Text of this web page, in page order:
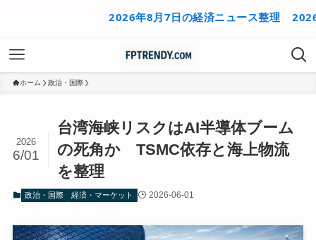
2026年8月7日の経済ニュース整理 2026年8月
ホーム 政治・国際
台湾海峡リスクはAI半導体ブーム
の死角か TSMC依存と海上物流
を整理
2026
6/01
政治・国際 経済・マーケット 2026-06-01